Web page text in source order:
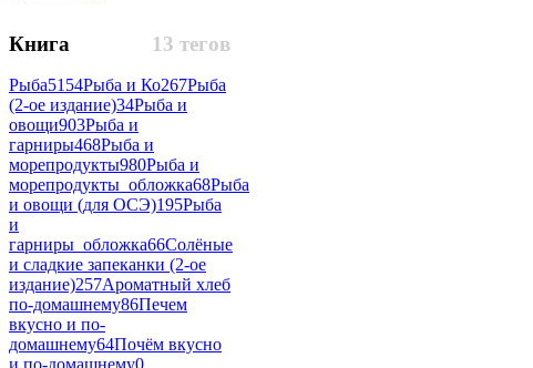
13 тегов
Книга
Рыба5154Рыба и Ко267Рыба
(2-ое издание)34Рыба и
овощи903Рыба и
гарниры468Рыба и
морепродукты980Рыба и
морепродукты_обложка68Рыба
и овощи (для ОСЭ)195Рыба
и
гарниры_обложка66Солёные
и сладкие запеканки (2-ое
издание)257Ароматный хлеб
по-домашнему86Печем
вкусно и по-
домашнему64Почём вкусно